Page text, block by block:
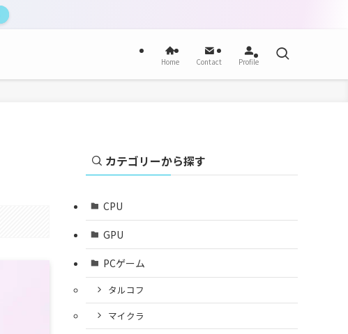
Home Contact Profile
カテゴリーから探す
CPU
GPU
PCゲーム
タルコフ
マイクラ